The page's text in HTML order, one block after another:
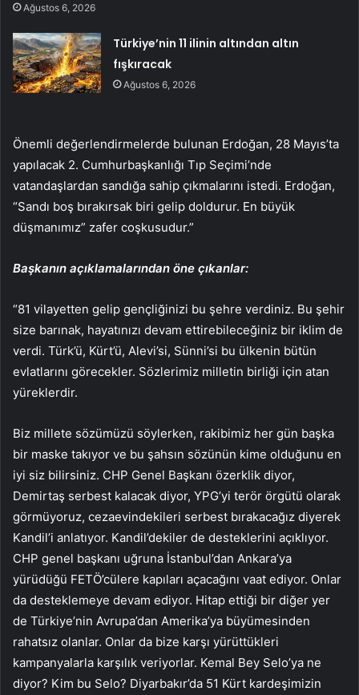
Ağustos 6, 2026
Türkiye’nin 11 ilinin altından altın
fışkıracak
Ağustos 6, 2026
Önemli değerlendirmelerde bulunan Erdoğan, 28 Mayıs’ta
yapılacak 2. Cumhurbaşkanlığı Tıp Seçimi’nde
vatandaşlardan sandığa sahip çıkmalarını istedi. Erdoğan,
“Sandı boş bırakırsak biri gelip doldurur. En büyük
düşmanımız” zafer coşkusudur.”
Başkanın açıklamalarından öne çıkanlar:
“81 vilayetten gelip gençliğinizi bu şehre verdiniz. Bu şehir
size barınak, hayatınızı devam ettirebileceğiniz bir iklim de
verdi. Türk’ü, Kürt’ü, Alevi’si, Sünni’si bu ülkenin bütün
evlatlarını görecekler. Sözlerimiz milletin birliği için atan
yüreklerdir.
Biz millete sözümüzü söylerken, rakibimiz her gün başka
bir maske takıyor ve bu şahsın sözünün kime olduğunu en
iyi siz bilirsiniz. CHP Genel Başkanı özerklik diyor,
Demirtaş serbest kalacak diyor, YPG’yi terör örgütü olarak
görmüyoruz, cezaevindekileri serbest bırakacağız diyerek
Kandil’i anlatıyor. Kandil’dekiler de desteklerini açıklıyor.
CHP genel başkanı uğruna İstanbul’dan Ankara’ya
yürüdüğü FETÖ’cülere kapıları açacağını vaat ediyor. Onlar
da desteklemeye devam ediyor. Hitap ettiği bir diğer yer
de Türkiye’nin Avrupa’dan Amerika’ya büyümesinden
rahatsız olanlar. Onlar da bize karşı yürüttükleri
kampanyalarla karşılık veriyorlar. Kemal Bey Selo’ya ne
diyor? Kim bu Selo? Diyarbakır’da 51 Kürt kardeşimizin